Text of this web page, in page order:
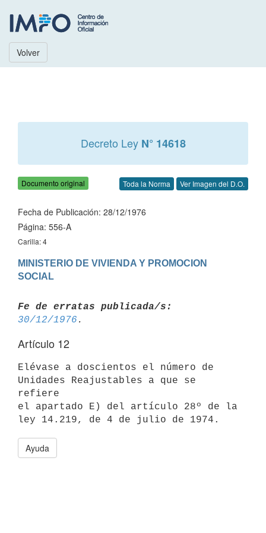
Volver
Decreto Ley N° 14618
Documento original Toda la Norma Ver Imagen del D.O.
Fecha de Publicación: 28/12/1976
Página: 556-A
Carilla: 4
MINISTERIO DE VIVIENDA Y PROMOCION
Fe de erratas publicada/s:
30/12/1976
Artículo 12
Elévase a doscientos el número de
Unidades Reajustables a que se
refiere
el apartado E) del artículo 28º de la
Ayuda